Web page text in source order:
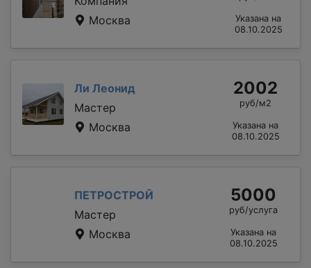
Москва
Указана на
08.10.2025
Ли Леонид
Мастер
Москва
2002
руб/м2
Указана на
08.10.2025
ПЕТРОСТРОЙ
Мастер
Москва
5000
руб/услуга
Указана на
08.10.2025